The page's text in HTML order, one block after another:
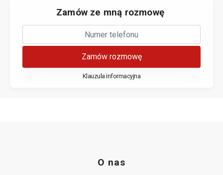
Zamów ze mną rozmowę
Zamów rozmowę
Klauzula informacyjna
O nas